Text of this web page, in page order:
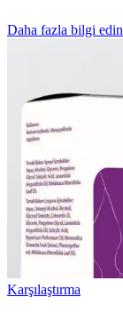
Daha fazla bilgi
Karşılaştırma